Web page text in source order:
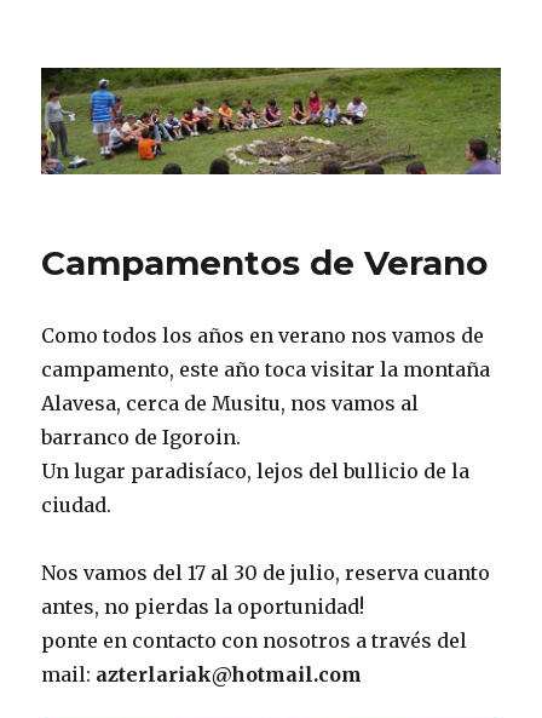
CPN Azterlariak
Campamentos de Verano
Como todos los años en verano nos vamos de
campamento, este año toca visitar la montaña
Alavesa, cerca de Musitu, nos vamos al
barranco de Igoroin.
Un lugar paradisíaco, lejos del bullicio de la
ciudad.
Nos vamos del 17 al 30 de julio, reserva cuanto
antes, no pierdas la oportunidad!
ponte en contacto con nosotros a través del
mail: azterlariak@hotmail.com